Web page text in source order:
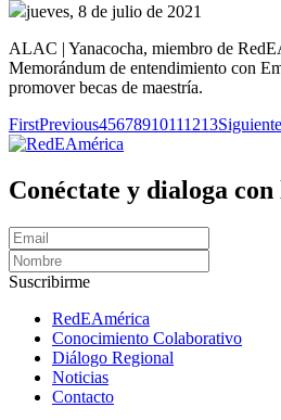
jueves, 8 de julio de 2021
ALAC | Yanacocha, miembro de
Memorándum de entendimiento con
promover becas de maestría.
FirstPrevious45678910111213Siguiente
Conéctate y dialoga con
Suscribirme
RedEAmérica
Conocimiento Colaborativo
Diálogo Regional
Noticias
Contacto